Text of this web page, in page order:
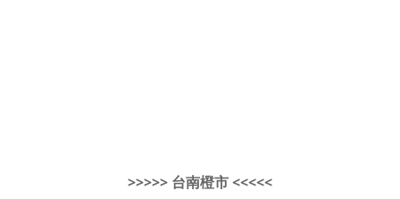
>>>>> 台南橙市 <<<<<